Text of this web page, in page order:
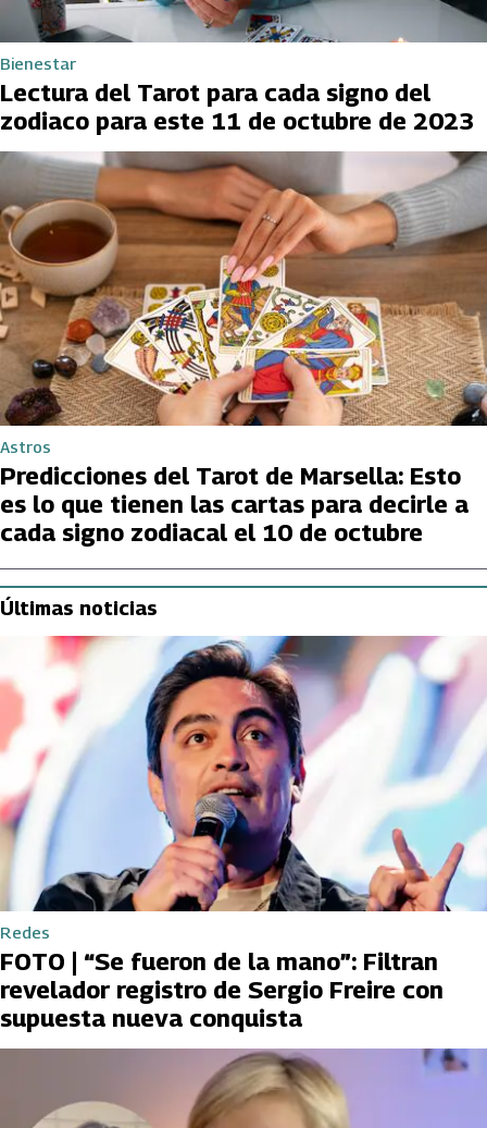
Bienestar
Lectura del Tarot para cada signo del
zodiaco para este 11 de octubre de 2023
Astros
Predicciones del Tarot de Marsella: Esto
es lo que tienen las cartas para decirle a
cada signo zodiacal el 10 de octubre
Últimas noticias
Redes
FOTO | “Se fueron de la mano”: Filtran
revelador registro de Sergio Freire con
supuesta nueva conquista